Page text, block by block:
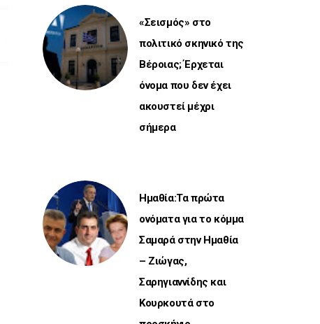
«Σεισμός» στο
πολιτικό σκηνικό της
Βέροιας; Έρχεται
όνομα που δεν έχει
ακουστεί μέχρι
σήμερα
Ημαθία:Τα πρώτα
ονόματα για το κόμμα
Σαμαρά στην Ημαθία
– Ζιώγας,
Σαρηγιαννίδης και
Κουρκουτά στο